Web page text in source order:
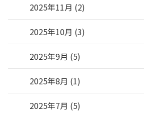
2025年11月 (2)
2025年10月 (3)
2025年9月 (5)
2025年8月 (1)
2025年7月 (5)